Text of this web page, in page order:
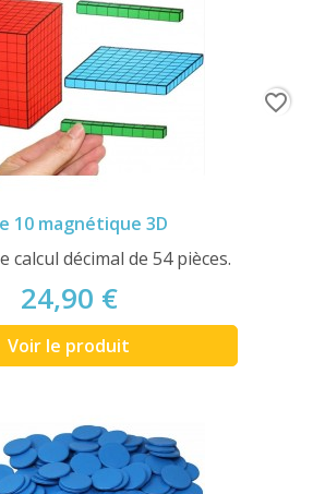
10 magnétique 3D
calcul décimal de 54 pièces.
24,90 €
Voir le produit
favorite_border